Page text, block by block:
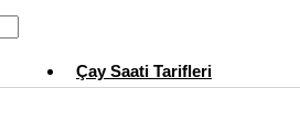
Çay Saati Tarifleri